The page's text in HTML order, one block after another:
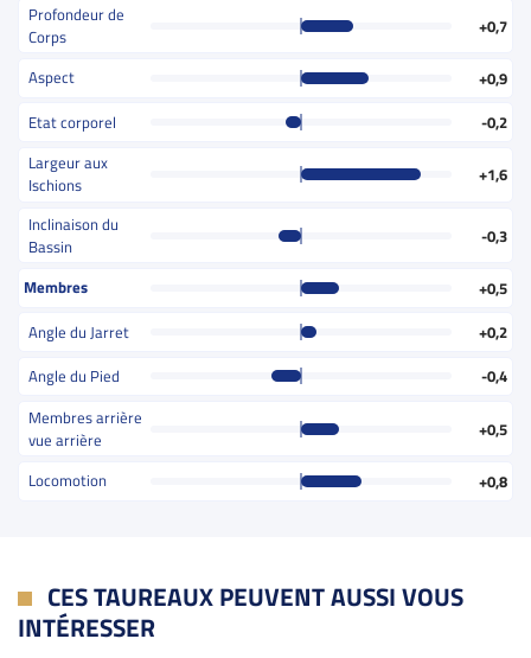
Profondeur de
Corps
+0,7
Aspect
+0,9
Etat corporel
-0,2
Largeur aux
Ischions
+1,6
Inclinaison du
Bassin
-0,3
Membres
+0,5
Angle du Jarret
+0,2
Angle du Pied
-0,4
Membres arrière
vue arrière
+0,5
Locomotion +0,8
CES TAUREAUX PEUVENT AUSSI VOUS
INTÉRESSER